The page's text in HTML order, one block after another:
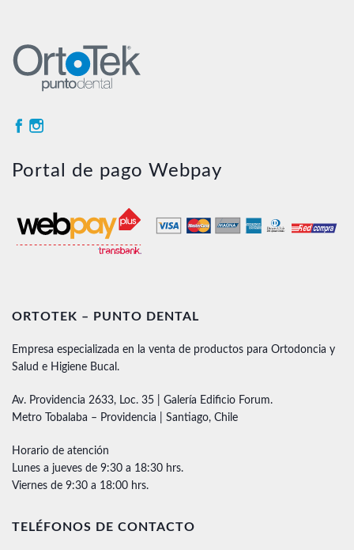
Portal de pago Webpay
ORTOTEK – PUNTO DENTAL
Empresa especializada en la venta de productos para Ortodoncia y
Salud e Higiene Bucal.
Av. Providencia 2633, Loc. 35 | Galería Edificio Forum.
Metro Tobalaba – Providencia | Santiago, Chile
Horario de atención
Lunes a jueves de 9:30 a 18:30 hrs.
Viernes de 9:30 a 18:00 hrs.
TELÉFONOS DE CONTACTO